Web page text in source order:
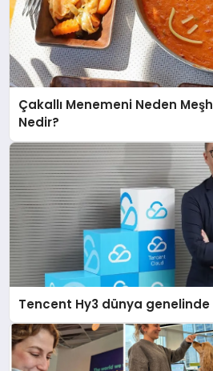
Çakallı Menemeni Neden
Nedir?
Tencent Hy3 dünya